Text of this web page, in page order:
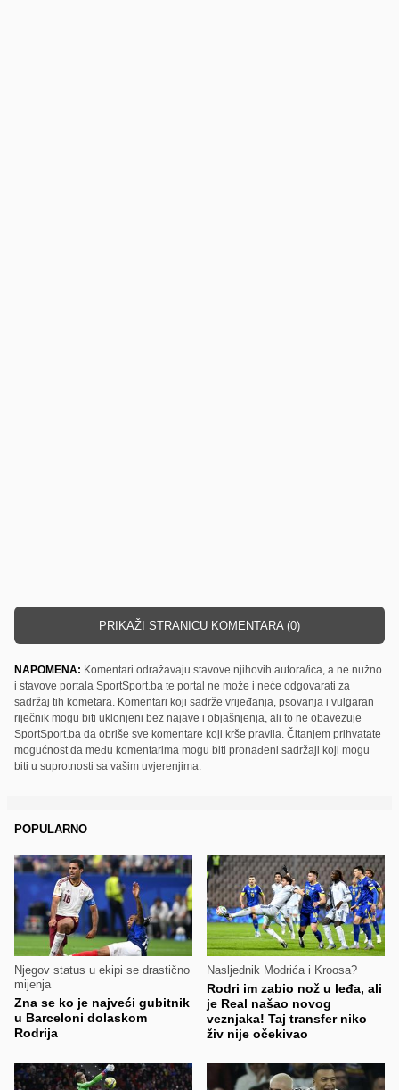
PRIKAŽI STRANICU KOMENTARA (0)
NAPOMENA: Komentari odražavaju stavove njihovih autora/ica, a ne nužno
i stavove portala SportSport.ba te portal ne može i neće odgovarati za
sadržaj tih kometara. Komentari koji sadrže vrijeđanja, psovanja i vulgaran
riječnik mogu biti uklonjeni bez najave i objašnjenja, ali to ne obavezuje
SportSport.ba da obriše sve komentare koji krše pravila. Čitanjem prihvatate
mogućnost da među komentarima mogu biti pronađeni sadržaji koji mogu
biti u suprotnosti sa vašim uvjerenjima.
POPULARNO
Njegov status u ekipi se drastično
mijenja
Zna se ko je najveći gubitnik
u Barceloni dolaskom
Rodrija
Nasljednik Modrića i Kroosa?
Rodri im zabio nož u leđa, ali
je Real našao novog
veznjaka! Taj transfer niko
živ nije očekivao